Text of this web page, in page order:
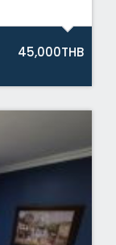
45,000THB